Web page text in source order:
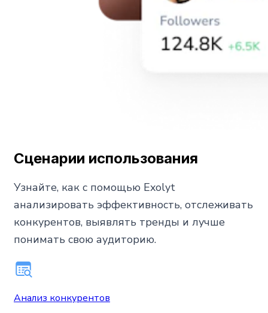
Сценарии использования
Узнайте, как с помощью Exolyt
анализировать эффективность, отслеживать
конкурентов, выявлять тренды и лучше
понимать свою аудиторию.
Анализ конкурентов